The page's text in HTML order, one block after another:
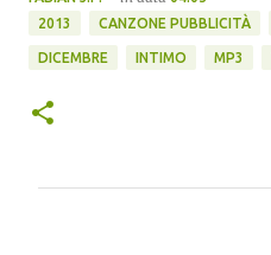
2013
CANZONE PUBBLICITÀ
DICEMBRE INTIMO MP3